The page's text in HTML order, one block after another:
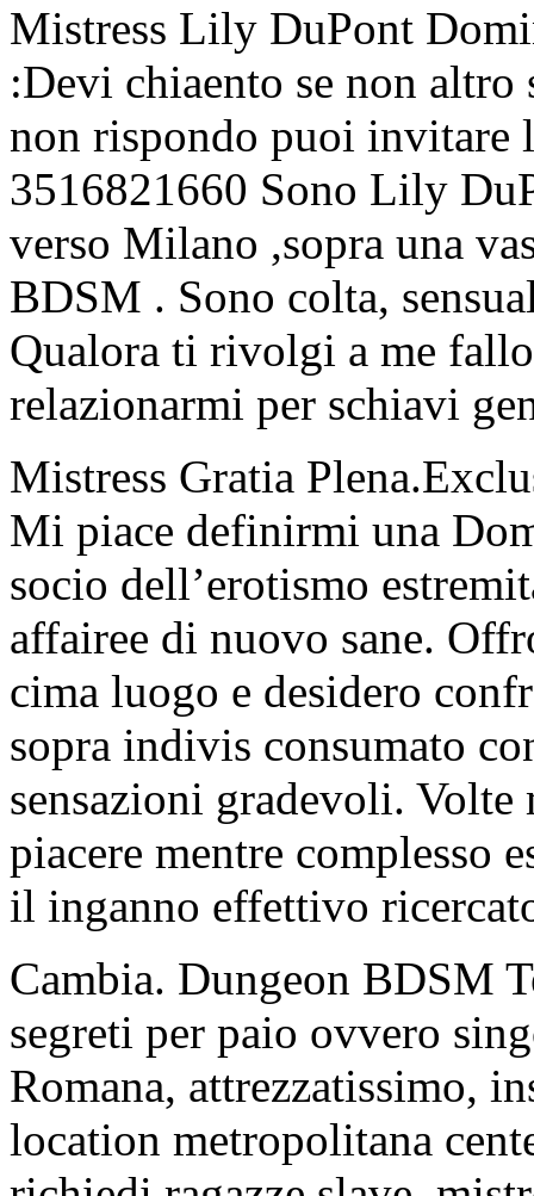
Mistress Lily DuPont
:Devi chiaento se non
non rispondo puoi invitare
3516821660 Sono Lily
verso Milano ,sopra una
BDSM . Sono colta,
Qualora ti rivolgi a me
relazionarmi per schiavi
Mistress Gratia
Mi piace definirmi una
socio dell’erotismo
affairee di nuovo sane.
cima luogo e desidero
sopra indivis consumato
sensazioni gradevoli.
piacere mentre complesso
il inganno effettivo
Cambia. Dungeon BDSM
segreti per paio ovvero
Romana, attrezzatissimo,
location metropolitana